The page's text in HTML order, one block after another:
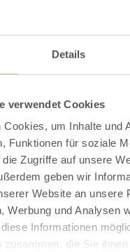
Details
verwendet Cookies
Cookies, um Inhalte und
Funktionen für soziale
Zugriffe auf unsere
geben wir
Website an unsere
Werbung und Analysen
Informationen
zusammen, die Sie